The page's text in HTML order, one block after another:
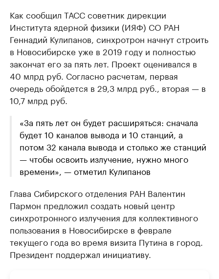
Как сообщил ТАСС советник дирекции
Института ядерной физики (ИЯФ) СО РАН
Геннадий Кулипанов, синхротрон начнут строить
в Новосибирске уже в 2019 году и полностью
закончат его за пять лет. Проект оценивался в
40 млрд руб. Согласно расчетам, первая
очередь обойдется в 29,3 млрд руб., вторая — в
10,7 млрд руб.
«За пять лет он будет расширяться: сначала
будет 10 каналов вывода и 10 станций, а
потом 32 канала вывода и столько же станций
— чтобы освоить излучение, нужно много
времени», — отметил Кулипанов
Глава Сибирского отделения РАН Валентин
Пармон предложил создать новый центр
синхротронного излучения для коллективного
пользования в Новосибирске в феврале
текущего года во время визита Путина в город.
Президент поддержал инициативу.